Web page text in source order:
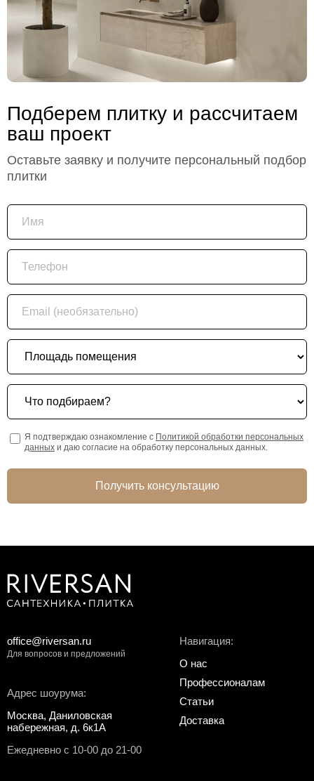
Подберем плитку и рассчитаем
ваш проект
Оставьте заявку и получите персональный подбор
плитки
Имя
Телефон
Email (необязательно)
Площадь помещения
Что подбираем?
Я подтверждаю ознакомление с Политикой обработки персональных
данных и даю согласие на обработку персональных данных.
Получить консультацию
Адрес шоурума:
Москва, Даниловская
набережная, д. 6к1А
Ежедневно с 10-00 до 21-00
Навигация:
О нас
Профессионалам
Статьи
Доставка
office@riversan.ru
Для вопросов и предложений